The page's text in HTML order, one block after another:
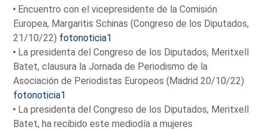
Encuentro con el vicepresidente de la Comisión
Europea, Margaritis Schinas (Congreso de los Diputados,
21/10/22) fotonoticia1
La presidenta del Congreso de los Diputados, Meritxell
Batet, clausura la Jornada de Periodismo de la
Asociación de Periodistas Europeos (Madrid 20/10/22)
fotonoticia1
La presidenta del Congreso de los Diputados, Meritxell
Batet, ha recibido este mediodía a mujeres